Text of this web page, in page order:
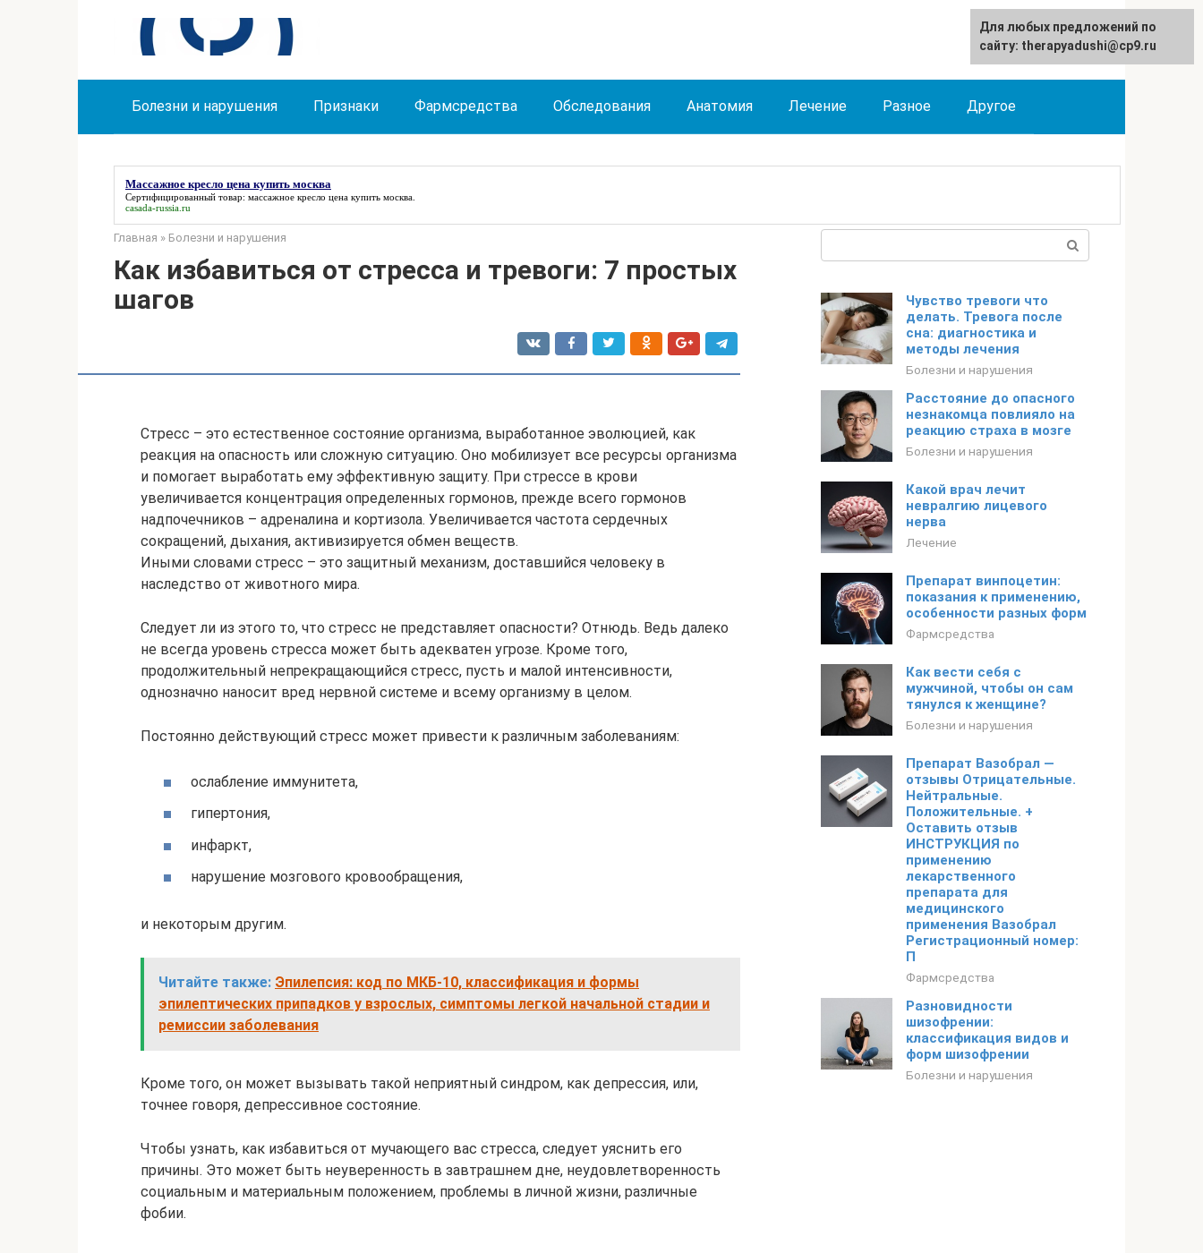
Болезни и нарушения Признаки Фармсредства Обследования Анатомия Лечение Разное Другое
Массажное кресло цена купить москва
Сертифицированный товар: массажное кресло цена купить москва
casada-russia.ru
Главная » Болезни и нарушения
Как избавиться от стресса и тревоги: 7 простых
шагов
Стресс – это естественное состояние организма, выработанное эволюцией, как
реакция на опасность или сложную ситуацию. Оно мобилизует все ресурсы организма
и помогает выработать ему эффективную защиту. При стрессе в крови
увеличивается концентрация определенных гормонов, прежде всего гормонов
надпочечников – адреналина и кортизола. Увеличивается частота сердечных
сокращений, дыхания, активизируется обмен веществ.
Иными словами стресс – это защитный механизм, доставшийся человеку в
наследство от животного мира.
Следует ли из этого то, что стресс не представляет опасности? Отнюдь. Ведь далеко
не всегда уровень стресса может быть адекватен угрозе. Кроме того,
продолжительный непрекращающийся стресс, пусть и малой интенсивности,
однозначно наносит вред нервной системе и всему организму в целом.
Постоянно действующий стресс может привести к различным заболеваниям:
ослабление иммунитета,
гипертония,
инфаркт,
нарушение мозгового кровообращения,
и некоторым другим.
Читайте также: Эпилепсия: код по МКБ-10, классификация и формы
эпилептических припадков у взрослых, симптомы легкой начальной стадии и
ремиссии заболевания
Кроме того, он может вызывать такой неприятный синдром, как депрессия, или,
точнее говоря, депрессивное состояние.
Чтобы узнать, как избавиться от мучающего вас стресса, следует уяснить его
причины. Это может быть неуверенность в завтрашнем дне, неудовлетворенность
социальным и материальным положением, проблемы в личной жизни, различные
фобии.
Чувство тревоги что
делать. Тревога после
сна: диагностика и
методы лечения
Болезни и нарушения
Расстояние до опасного
незнакомца повлияло на
реакцию страха в мозге
Болезни и нарушения
Какой врач лечит
невралгию лицевого
нерва
Лечение
Препарат винпоцетин:
показания к применению,
особенности разных форм
Фармсредства
Как вести себя с
мужчиной, чтобы он сам
тянулся к женщине?
Болезни и нарушения
Препарат Вазобрал —
отзывы Отрицательные.
Нейтральные.
Положительные. +
Оставить отзыв
ИНСТРУКЦИЯ по
применению
лекарственного
препарата для
медицинского
применения Вазобрал
Регистрационный номер:
П
Фармсредства
Разновидности
шизофрении:
классификация видов и
форм шизофрении
Болезни и нарушения
Для любых предложений по
сайту: therapyadushi@cp9.ru